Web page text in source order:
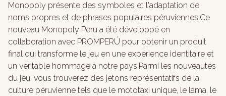
Monopoly présente des symboles et l'adaptation de
noms propres et de phrases populaires péruviennes.Ce
nouveau Monopoly Peru a été développé en
collaboration avec PROMPERÚ pour obtenir un produit
final qui transforme le jeu en une expérience identitaire et
un véritable hommage à notre pays.Parmi les nouveautés
du jeu, vous trouverez des jetons représentatifs de la
culture péruvienne tels que le mototaxi unique, le lama, le